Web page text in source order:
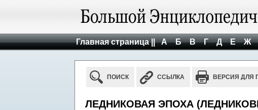
Главная страница || А Б В Г Д Е Ж
ПОИСК ССЫЛКА ВЕРСИЯ ДЛЯ
ЛЕДНИКОВАЯ ЭПОХА